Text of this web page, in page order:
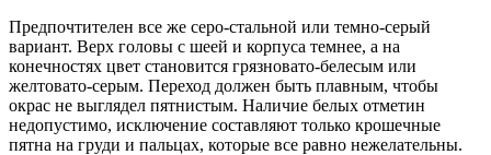
Предпочтителен все же серо-стальной или темно-серый
вариант. Верх головы с шеей и корпуса темнее, а на
конечностях цвет становится грязновато-белесым или
желтовато-серым. Переход должен быть плавным, чтобы
окрас не выглядел пятнистым. Наличие белых отметин
недопустимо, исключение составляют только крошечные
пятна на груди и пальцах, которые все равно нежелательны.